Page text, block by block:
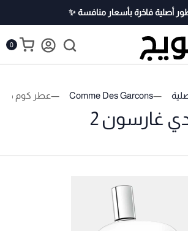
0
Comme Des Garcons عطر كوم دي
غارسون 2